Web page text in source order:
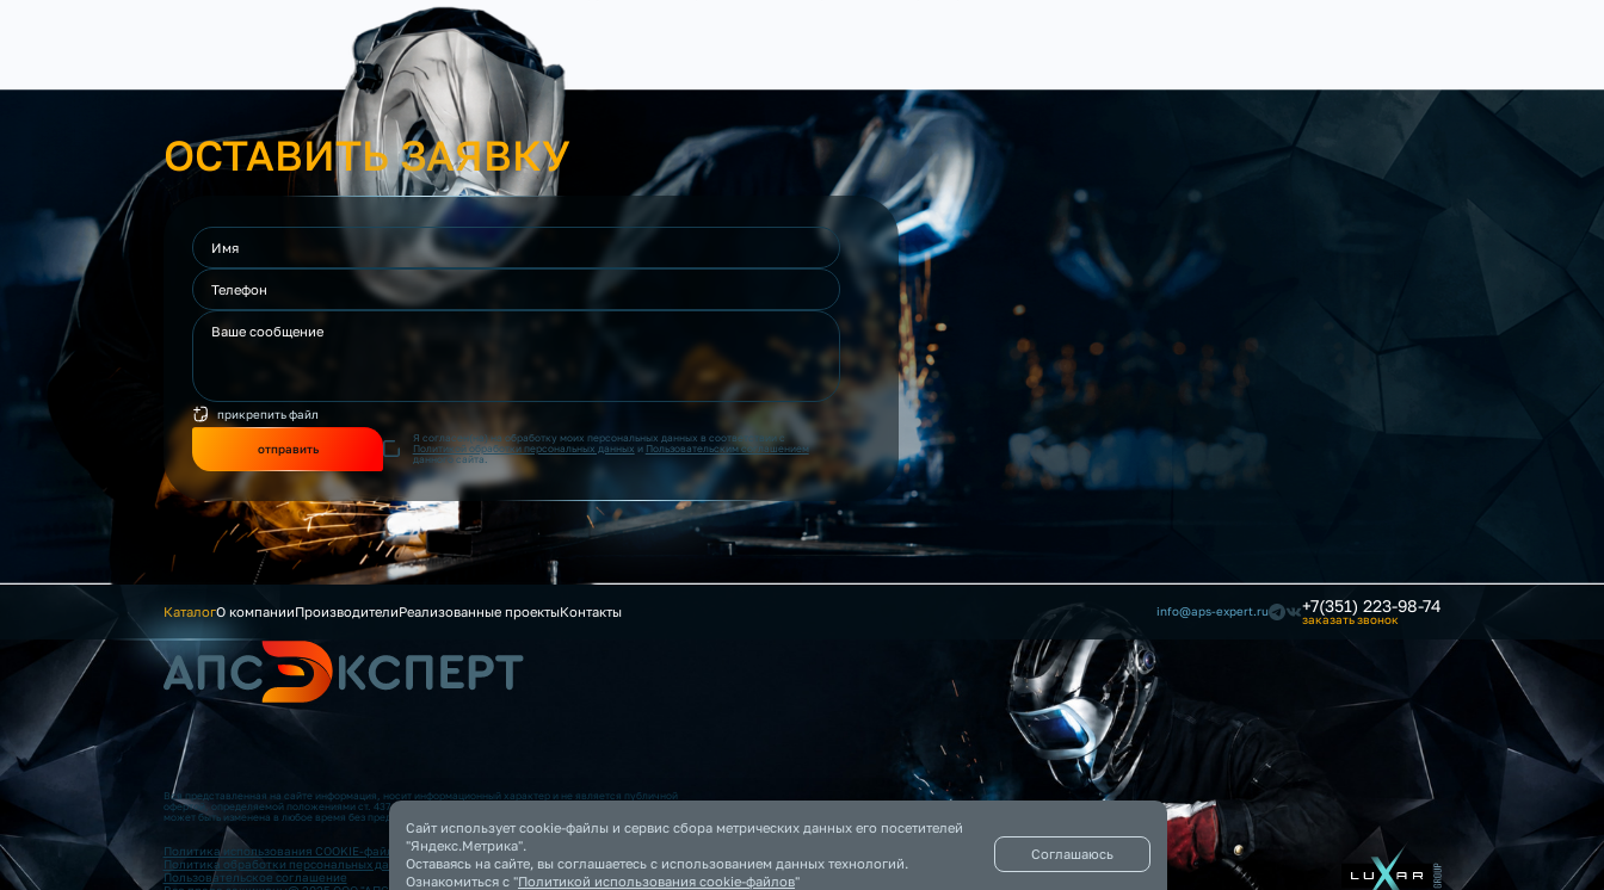
ОСТАВИТЬ ЗАЯВКУ
прикрепить файл
отправить
Я согласен(на) на обработку моих персональных данных в соответствии с
Политикой обработки персональных данных и Пользовательским соглашением
данного сайта.
КаталогО компанииПроизводителиРеализованные проектыКонтакты info@aps-expert.ru +7(351) 223-98-74
заказать звонок
Вся представленная на сайте информация, носит информационный характер и не является публичной
офертой, определяемой положениями ст. 437 (2) ГК РФ. Опубликованная на данном сайте информация
может быть изменена в любое время без предварительного уведомления.
Политика использования COOKIE-файлов
Политика обработки персональных данных
Пользовательское соглашение
Сайт использует cookie-файлы и сервис сбора метрических данных его посетителей
"Яндекс.Метрика".
Оставаясь на сайте, вы соглашаетесь с использованием данных технологий.
Ознакомиться с "Политикой использования cookie-файлов"
Соглашаюсь